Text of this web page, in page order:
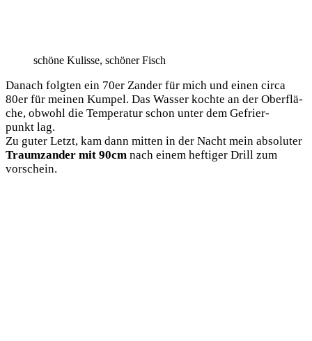
schö­ne Kulis­se, schö­ner Fisch
Danach folg­ten ein 70er Zan­der für mich und einen cir­ca
80er für mei­nen Kum­pel. Das Was­ser koch­te an der Ober­flä­
che, obwohl die Tem­pe­ra­tur schon unter dem Gefrier­
punkt lag.
Zu guter Letzt, kam dann mit­ten in der Nacht mein abso­lu­ter
Traum­zan­der mit 90cm nach einem hef­ti­ger Drill zum
vorschein.